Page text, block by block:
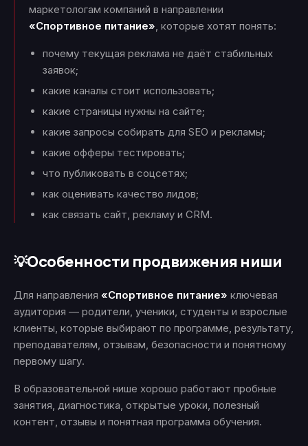
маркетологам компаний в направлении
«Спортивное питание», которые хотят понять:
почему текущая реклама не даёт стабильных
заявок;
какие каналы стоит использовать;
какие страницы нужны на сайте;
какие запросы собирать для SEO и рекламы;
какие офферы тестировать;
что публиковать в соцсетях;
как оценивать качество лидов;
как связать сайт, рекламу и CRM.
💡Особенности продвижения ниши
Для направления «Спортивное питание» ключевая
аудитория — родители, ученики, студенты и взрослые
клиенты, которые выбирают по программе, результату,
преподавателям, отзывам, безопасности и понятному
первому шагу.
В образовательной нише хорошо работают пробные
занятия, диагностика, открытые уроки, полезный
контент, отзывы и понятная программа обучения.